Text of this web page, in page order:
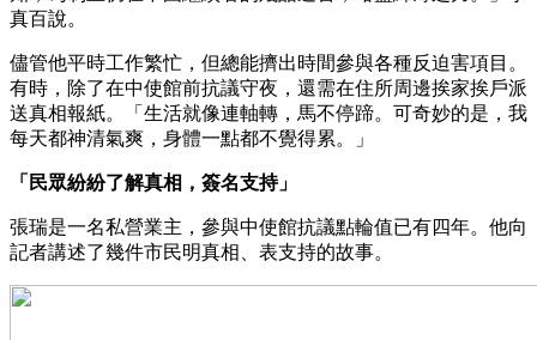
真百說。
儘管他平時工作繁忙，但總能擠出時間參與各種反迫害項目。
有時，除了在中使館前抗議守夜，還需在住所周邊挨家挨戶派
送真相報紙。「生活就像連軸轉，馬不停蹄。可奇妙的是，我
每天都神清氣爽，身體一點都不覺得累。」
「民眾紛紛了解真相，簽名支持」
張瑞是一名私營業主，參與中使館抗議點輪值已有四年。他向
記者講述了幾件市民明真相、表支持的故事。